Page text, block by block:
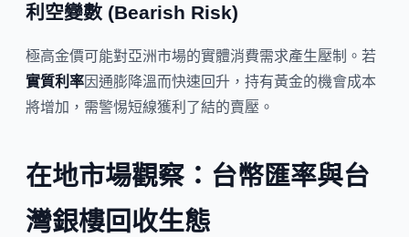
利空變數 (Bearish Risk)
極高金價可能對亞洲市場的實體消費需求產生壓制。若
實質利率因通膨降溫而快速回升，持有黃金的機會成本
將增加，需警惕短線獲利了結的賣壓。
在地市場觀察：台幣匯率與台
灣銀樓回收生態